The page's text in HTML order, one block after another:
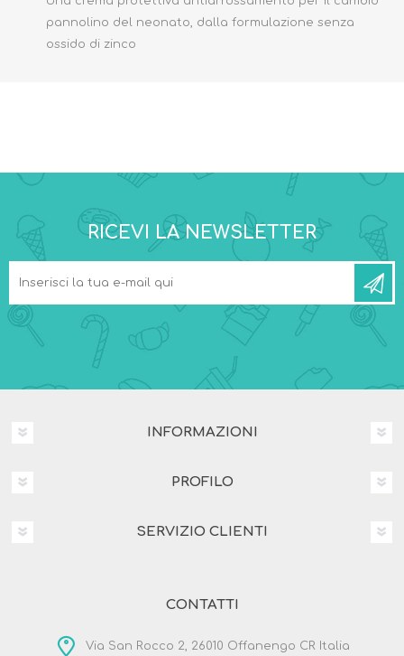
pannolino del neonato, dalla formulazione senza
ossido di zinco
RICEVI LA NEWSLETTER
INFORMAZIONI
PROFILO
SERVIZIO CLIENTI
CONTATTI
Via San Rocco 2, 26010 Offanengo CR Italia